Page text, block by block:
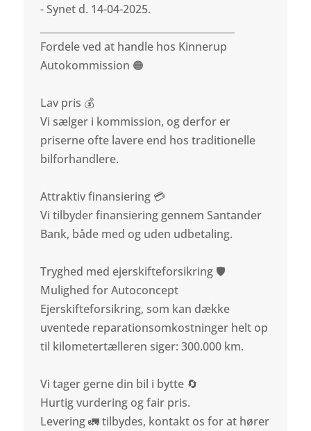
- Synet d. 14-04-2025.
Fordele ved at handle hos Kinnerup
Autokommission 🟠
Lav pris 💰
Vi sælger i kommission, og derfor er
priserne ofte lavere end hos traditionelle
bilforhandlere.
Attraktiv finansiering 💳
Vi tilbyder finansiering gennem Santander
Bank, både med og uden udbetaling.
Tryghed med ejerskifteforsikring 🛡️
Mulighed for Autoconcept
Ejerskifteforsikring, som kan dække
uventede reparationsomkostninger helt op
til kilometertælleren siger: 300.000 km.
Vi tager gerne din bil i bytte 🔄
Hurtig vurdering og fair pris.
Levering 🚛 tilbydes, kontakt os for at hører